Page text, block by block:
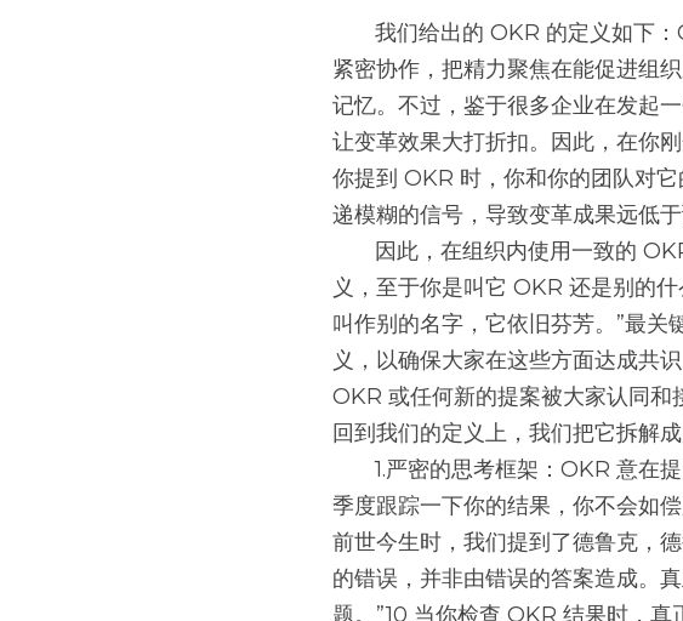
紧密协作，把精力聚焦在能促进组
记忆。不过，鉴于很多企业在发起
让变革效果大打折扣。因此，在你
你提到 OKR 时，你和你的团队对
递模糊的信号，导致变革成果远低于
义，至于你是叫它 OKR 还是别的
叫作别的名字，它依旧芬芳。”最
义，以确保大家在这些方面达成共
OKR 或任何新的提案被大家认同和
回到我们的定义上，我们把它拆解
1.严密的思考框架：OKR
季度跟踪一下你的结果，你不会如
前世今生时，我们提到了德鲁克，
的错误，并非由错误的答案造成。
题。”10 当你检查 OKR 结果时，